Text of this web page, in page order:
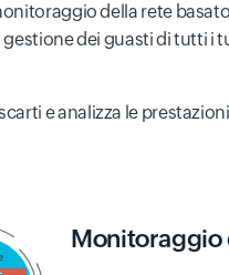
della rete
dei guasti di tutti i
e analizza le